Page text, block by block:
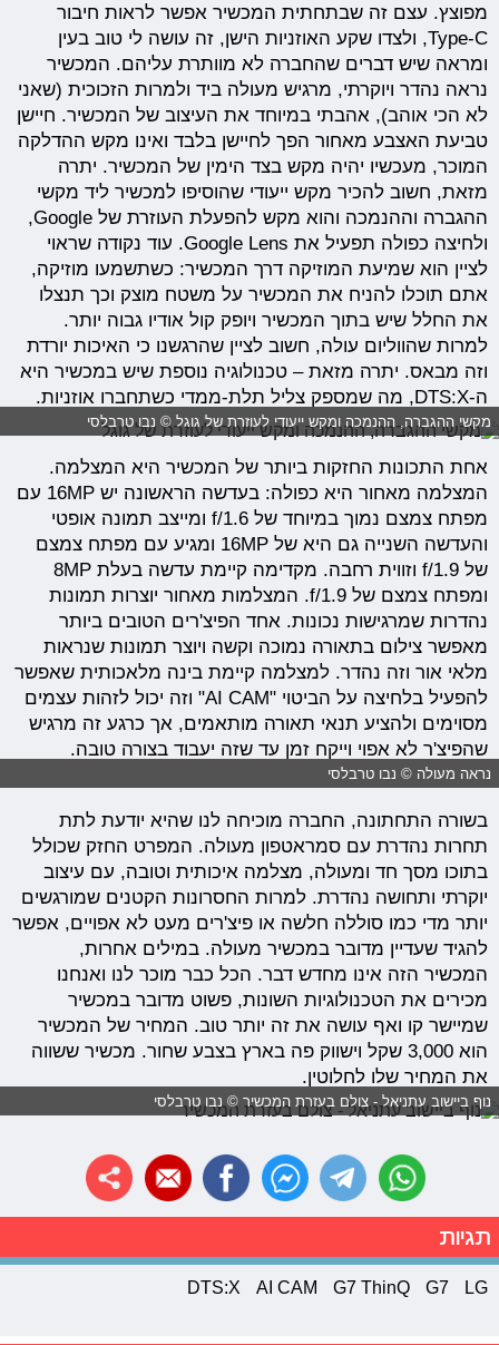
מפוצץ. עצם זה שבתחתית המכשיר אפשר לראות חיבור
Type-C, ולצדו שקע האוזניות הישן, זה עושה לי טוב בעין
ומראה שיש דברים שהחברה לא מוותרת עליהם. המכשיר
נראה נהדר ויוקרתי, מרגיש מעולה ביד ולמרות הזכוכית (שאני
לא הכי אוהב), אהבתי במיוחד את העיצוב של המכשיר. חיישן
טביעת האצבע מאחור הפך לחיישן בלבד ואינו מקש ההדלקה
המוכר, מעכשיו יהיה מקש בצד הימין של המכשיר. יתרה
מזאת, חשוב להכיר מקש ייעודי שהוסיפו למכשיר ליד מקשי
ההגברה וההנמכה והוא מקש להפעלת העוזרת של Google,
ולחיצה כפולה תפעיל את Google Lens. עוד נקודה שראוי
לציין הוא שמיעת המוזיקה דרך המכשיר: כשתשמעו מוזיקה,
אתם תוכלו להניח את המכשיר על משטח מוצק וכך תנצלו
את החלל שיש בתוך המכשיר ויופק קול אודיו גבוה יותר.
למרות שהווליום עולה, חשוב לציין שהרגשנו כי האיכות יורדת
וזה מבאס. יתרה מזאת – טכנולוגיה נוספת שיש במכשיר היא
ה-DTS:X, מה שמספק צליל תלת-ממדי כשתחברו אוזניות.
מקשי ההגברה, ההנמכה ומקש ייעודי לעוזרת של גוגל © נבו טרבלסי
אחת התכונות החזקות ביותר של המכשיר היא המצלמה.
המצלמה מאחור היא כפולה: בעדשה הראשונה יש 16MP עם
מפתח צמצם נמוך במיוחד של f/1.6 ומייצב תמונה אופטי
והעדשה השנייה גם היא של 16MP ומגיע עם מפתח צמצם
של f/1.9 וזווית רחבה. מקדימה קיימת עדשה בעלת 8MP
ומפתח צמצם של f/1.9. המצלמות מאחור יוצרות תמונות
נהדרות שמרגישות נכונות. אחד הפיצ'רים הטובים ביותר
מאפשר צילום בתאורה נמוכה וקשה ויוצר תמונות שנראות
מלאי אור וזה נהדר. למצלמה קיימת בינה מלאכותית שאפשר
להפעיל בלחיצה על הביטוי "AI CAM" וזה יכול לזהות עצמים
מסוימים ולהציע תנאי תאורה מותאמים, אך כרגע זה מרגיש
שהפיצ'ר לא אפוי וייקח זמן עד שזה יעבוד בצורה טובה.
נראה מעולה © נבו טרבלסי
בשורה התחתונה, החברה מוכיחה לנו שהיא יודעת לתת
תחרות נהדרת עם סמראטפון מעולה. המפרט החזק שכולל
בתוכו מסך חד ומעולה, מצלמה איכותית וטובה, עם עיצוב
יוקרתי ותחושה נהדרת. למרות החסרונות הקטנים שמורגשים
יותר מדי כמו סוללה חלשה או פיצ'רים מעט לא אפויים, אפשר
להגיד שעדיין מדובר במכשיר מעולה. במילים אחרות,
המכשיר הזה אינו מחדש דבר. הכל כבר מוכר לנו ואנחנו
מכירים את הטכנולוגיות השונות, פשוט מדובר במכשיר
שמיישר קו ואף עושה את זה יותר טוב. המחיר של המכשיר
הוא 3,000 שקל וישווק פה בארץ בצבע שחור. מכשיר ששווה
את המחיר שלו לחלוטין.
נוף ביישוב עתניאל - צולם בעזרת המכשיר © נבו טרבלסי
תגיות
LG
G7
G7 ThinQ
AI CAM
DTS:X